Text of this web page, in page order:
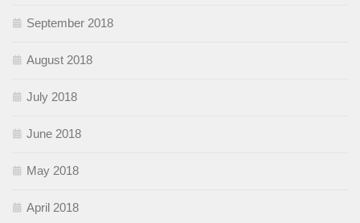
September 2018
August 2018
July 2018
June 2018
May 2018
April 2018